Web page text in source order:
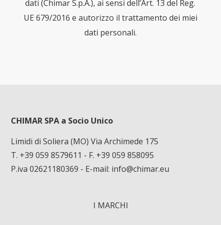
dati (Chimar S.p.A.), ai sensi dell’Art. 13 del Reg.
UE 679/2016 e autorizzo il trattamento dei miei
dati personali.
CHIMAR SPA a Socio Unico
Limidi di Soliera (MO) Via Archimede 175
T. +39 059 8579611 - F. +39 059 858095
P.iva 02621180369 - E-mail: info@chimar.eu
I MARCHI